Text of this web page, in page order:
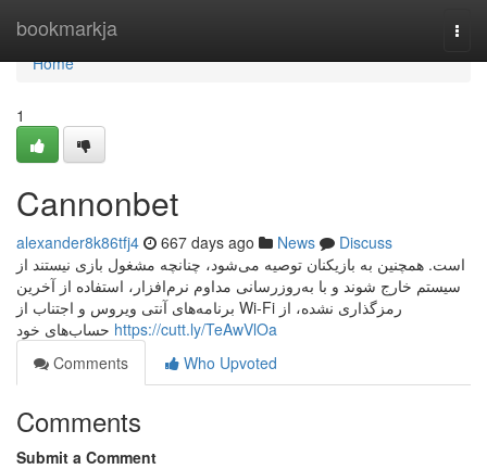
bookmarkja
Home
Home
1
Cannonbet
alexander8k86tfj4 667 days ago News
Discuss
است. همچنین به بازیکنان توصیه می‌شود، چنانچه مشغول بازی نیستند از
سیستم خارج شوند و با به‌روزرسانی مداوم نرم‌افزار، استفاده از آخرین
برنامه‌های آنتی ویروس و اجتناب از Wi-Fi رمزگذاری نشده، از
https://cutt.ly/TeAwVlOa
Comments
Who Upvoted
Comments
Submit a Comment